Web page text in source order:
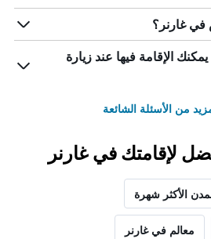
غارنر؟
الإقامة فيها عند زيارة
من الأسئلة الشائعة
لإقامتك في غارنر
الأكثر شهرة
معالم في غارنر